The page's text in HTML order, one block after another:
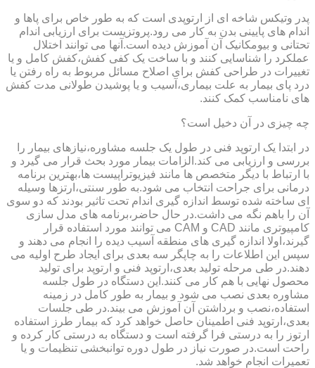
پدر وتیکس شاخه ای از ارتوپدی است که به طور خاص برای پاها و
اندام های پایینی بدن به کار می رود.پروتزیست برای ارزیابی اندام
تحتانی و بیومکانیک آن آموزش دیده است.آنها می توانند اختلال
عملکرد را شناسایی کنند و با ساخت یک کفی کفش،کفش کامل و یا
تغییرات در طراحی کفش برای اصلاح مسائل مربوط به راه رفتن یا
درد پای بیمار به علت بیماری،آسیب و یا پوشیدن طولانی مدت کفش
های نامناسب کمک کنند.
چه چیزی در آن دخیل است؟
در ابتدا یک ارتوپد فنی در طول یک جلسه مشاوره،نیازهای بیمار را
بررسی و ارزیابی می کند.الزامات بیمار مورد بحث قرار می گیرد و
با ارتباط با دیگر متخصص ها مانند فیزیوتراپیست ها،بهترین برنامه
درمانی برای جراحت انتخاب می شود.به طور سنتی،ارتزها وسیله
ای ساخته شده توسط اندازه گیری اندام تحت تاثیر بودند که دو سوی
آن را باهم نگه می داشت.در حال حاضر،برنامه های مدل سازی
کامپیوتری مانند CAD و CAM می توانند مورد استفاده قرار
گیرند،اولا اندازه گیری های منطقه آسیب دیده را انجام می دهند و
سپس این اطلاعات را به چاپگر سه بعدی برای ایجاد طرح اولیه می
دهند.در طی مرحله تولید بعدی،ارتوپد فنی و ارتوپد برای تولید
محصول نهایی با هم کار می کنند.این دستگاه در طول جلسه
مشاوره بعدی نصب می شود و بیمار به طور کامل در زمینه
استفاده،نصب و برداشتن آن آموزش می بیند.در طی جلسات
بعدی،ارتوپد فنی اطمینان حاصل خواهد کرد که بیمار طرز استفاده
ارتوز را به درستی فرا گرفته است و دستگاه به درستی کار کرده و
راحت است.در صورت نیاز در طول دوره توانبخشی تنظیمات و یا
تعمیرات انجام خواهد شد.